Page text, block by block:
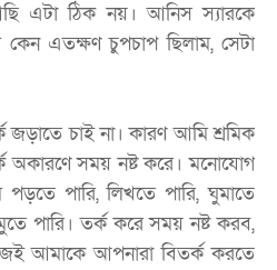
এটা ঠিক নয়। আনিস স্যারকে
কেন এতক্ষণ চুপচাপ ছিলাম, সেটা
চাই না। কারণ আমি শ্রমিক
অকারণে সময় নষ্ট করে। মনোযোগ
পারি, লিখতে পারি, ঘুমাতে
পারি। তর্ক করে সময় নষ্ট করব,
আমাকে আপনারা বিতর্ক করতে